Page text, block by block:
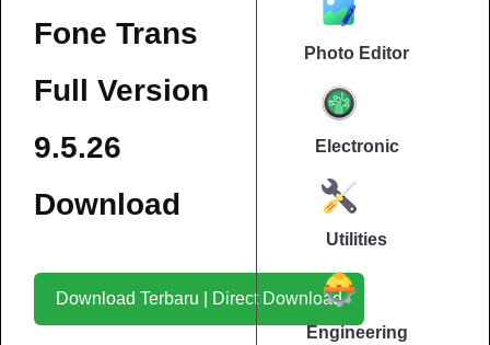
Fone Trans
Full Version
9.5.26
Download
Download Terbaru | Direct Download
Photo Editor
Electronic
Utilities
Engineering